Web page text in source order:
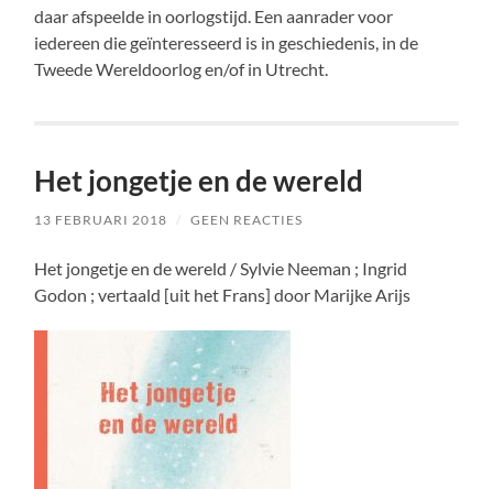
daar afspeelde in oorlogstijd. Een aanrader voor
iedereen die geïnteresseerd is in geschiedenis, in de
Tweede Wereldoorlog en/of in Utrecht.
Het jongetje en de wereld
13 FEBRUARI 2018 / GEEN REACTIES
Het jongetje en de wereld / Sylvie Neeman ; Ingrid
Godon ; vertaald [uit het Frans] door Marijke Arijs